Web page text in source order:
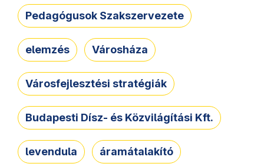
Pedagógusok Szakszervezete
elemzés Városháza
Városfejlesztési stratégiák
Budapesti Dísz- és Közvilágítási Kft.
levendula áramátalakító